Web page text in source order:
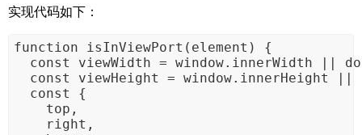
实现代码如下：
function isInViewPort(element) {
const viewWidth = window.innerWidth ||
const viewHeight = window.innerHeight
  const {
    top,
    right,